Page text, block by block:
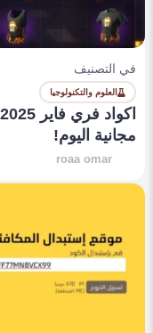
في التصنيف
العلوم والتكنولوجيا
مجانية اليوم!
roaa omar